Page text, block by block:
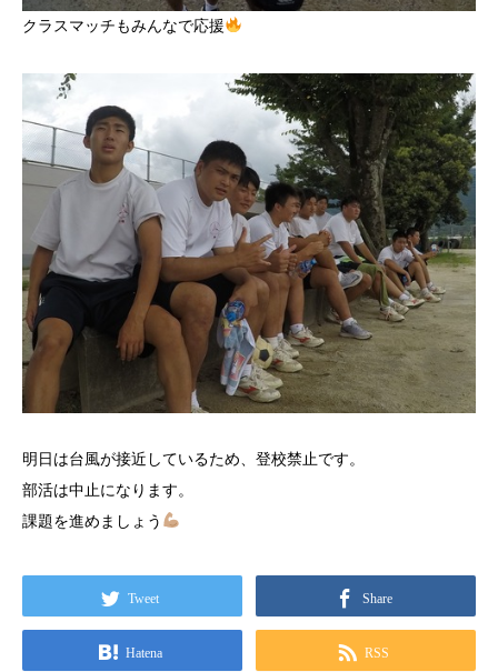
クラスマッチもみんなで応援
明日は台風が接近しているため、登校禁止です。
部活は中止になります。
課題を進めましょう
Tweet Share
Hatena RSS